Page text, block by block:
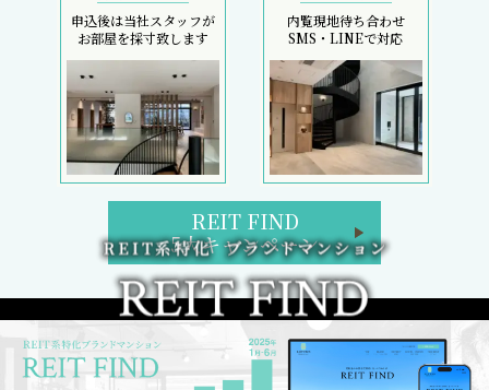
申込後は当社スタッフが
お部屋を採寸致します
内覧現地待ち合わせ
SMS・LINEで対応
REIT FIND
5大キャンペーン